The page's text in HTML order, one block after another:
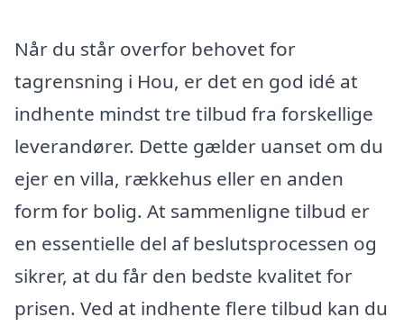
Når du står overfor behovet for
tagrensning i Hou, er det en god idé at
indhente mindst tre tilbud fra forskellige
leverandører. Dette gælder uanset om du
ejer en villa, rækkehus eller en anden
form for bolig. At sammenligne tilbud er
en essentielle del af beslutsprocessen og
sikrer, at du får den bedste kvalitet for
prisen. Ved at indhente flere tilbud kan du